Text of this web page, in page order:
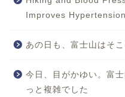
Improves
あの日も、富士山はそ
今日、目がかゆい。富
っと複雑でした